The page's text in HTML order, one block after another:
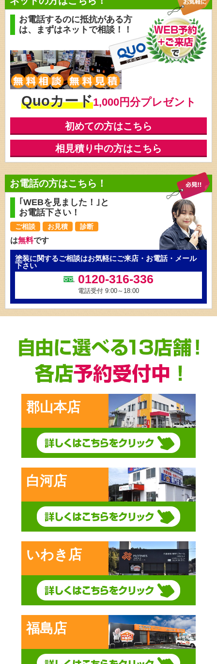
お電話するのに抵抗がある方
は、
まずはネットで相談！！
Quoカード1,000円分プレゼント
初めての方はこちら
相見積り中の方はこちら
お電話の方はこちら！
｢WEBを見ました！｣と
お電話下さい！
ご相談 お見積 診断
は無料です
塗装に関するご相談はお気軽にご来店・お電話・メール
下さい
0120-316-336
電話受付 9:00～18:00
郡山本店
白河店
いわき店
福島店